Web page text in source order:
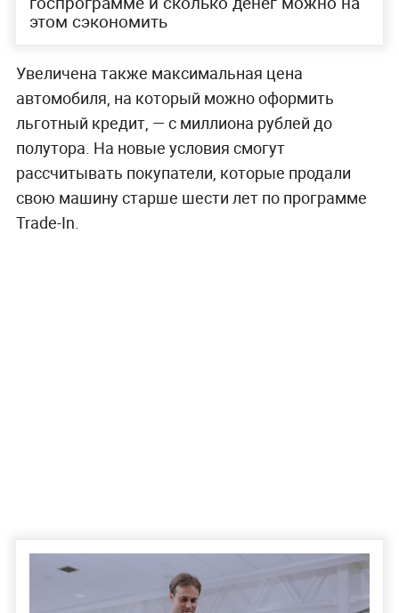
этом сэкономить
Увеличена также максимальная цена
автомобиля, на который можно оформить
льготный кредит, — с миллиона рублей до
полутора. На новые условия смогут
рассчитывать покупатели, которые продали
свою машину старше шести лет по программе
Trade-In.